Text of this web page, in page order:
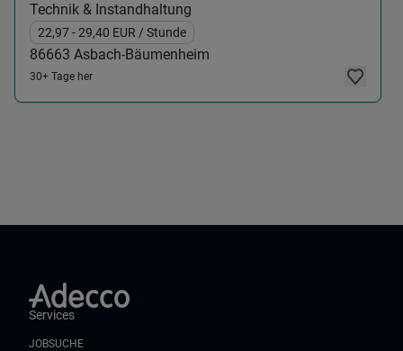
Technik & Instandhaltung
22,97- 29,40 EUR / Stunde
86663 Asbach-Bäumenheim
30+ Tage her
Services
JOBSUCHE